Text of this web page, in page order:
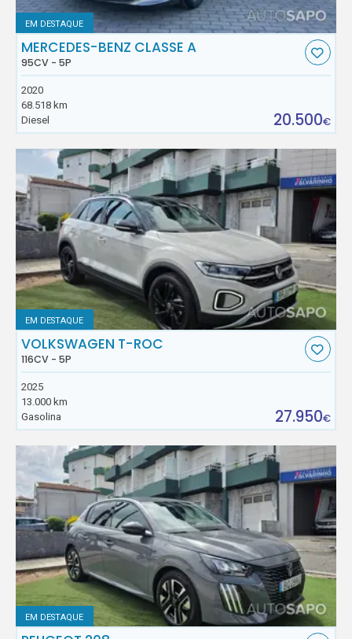
EM DESTAQUE
MERCEDES-BENZ CLASSE A
95CV - 5P
2020
68.518 km
Diesel
20.500€
EM DESTAQUE
VOLKSWAGEN T-ROC
116CV - 5P
2025
13.000 km
Gasolina
27.950€
EM DESTAQUE